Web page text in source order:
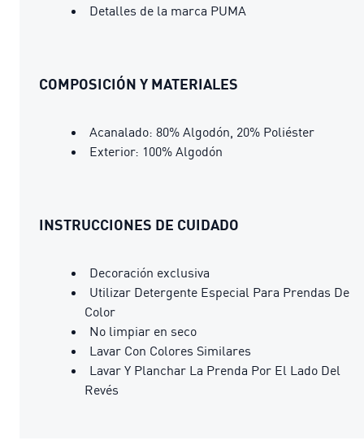
Detalles de la marca PUMA
COMPOSICIÓN Y MATERIALES
Acanalado: 80% Algodón, 20% Poliéster
Exterior: 100% Algodón
INSTRUCCIONES DE CUIDADO
Decoración exclusiva
Utilizar Detergente Especial Para Prendas De
Color
No limpiar en seco
Lavar Con Colores Similares
Lavar Y Planchar La Prenda Por El Lado Del
Revés